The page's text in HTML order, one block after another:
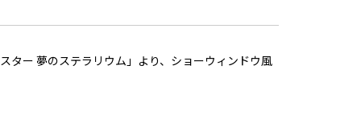
ター 夢のステラリウム」より、ショーウィンドウ風